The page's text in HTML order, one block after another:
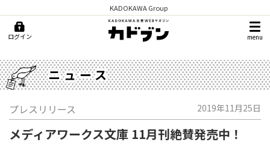
KADOKAWA Group
ログイン menu
ニュース
プレスリリース 2019年11月25日
メディアワークス文庫 11月刊絶賛発売中！